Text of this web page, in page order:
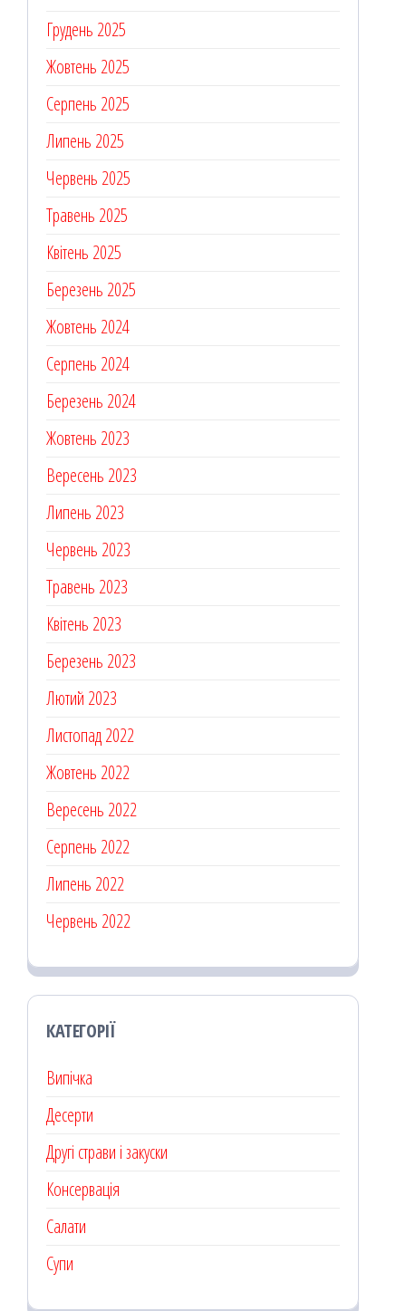
Грудень 2025
Жовтень 2025
Серпень 2025
Липень 2025
Червень 2025
Травень 2025
Квітень 2025
Березень 2025
Жовтень 2024
Серпень 2024
Березень 2024
Жовтень 2023
Вересень 2023
Липень 2023
Червень 2023
Травень 2023
Квітень 2023
Березень 2023
Лютий 2023
Листопад 2022
Жовтень 2022
Вересень 2022
Серпень 2022
Липень 2022
Червень 2022
КАТЕГОРІЇ
Випічка
Десерти
Другі страви і закуски
Консервація
Салати
Супи